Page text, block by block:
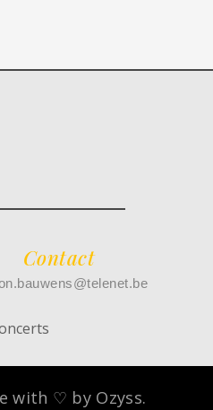
Contact
with ♡ by Ozyss.